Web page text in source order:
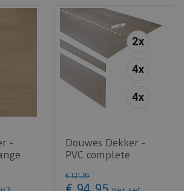
-
Douwes Dekker -
PVC complete
Honing 152,4cm …
€ 121,95